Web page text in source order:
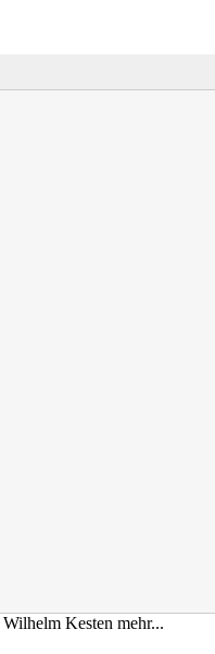
Wilhelm Kesten mehr...